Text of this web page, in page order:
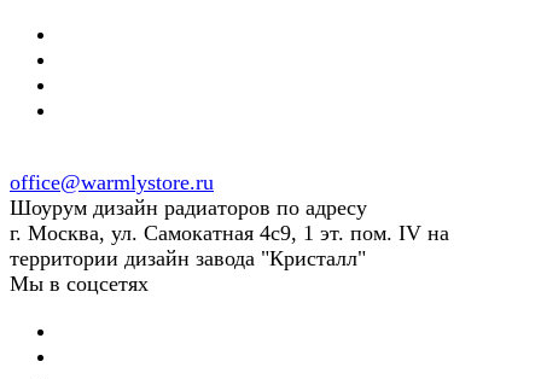
office@warmlystore.ru
Шоурум дизайн радиаторов по адресу
г. Москва, ул. Самокатная 4с9, 1 эт. пом. IV на
территории дизайн завода "Кристалл"
Мы в соцсетях